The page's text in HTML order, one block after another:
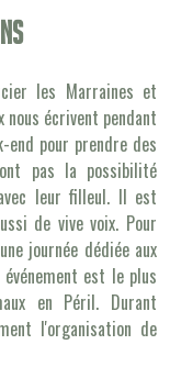
les Marraines et
nous écrivent pendant
end pour prendre des
pas la possibilité
leur filleul. Il est
de vive voix. Pour
journée dédiée aux
est le plus
en Péril. Durant
l'organisation de